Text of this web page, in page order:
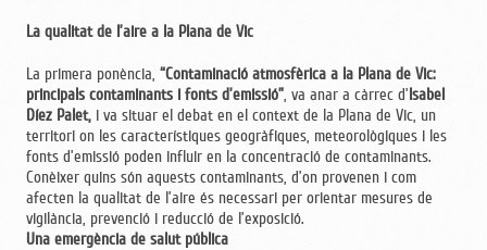
La qualitat de l’aire a la Plana de Vic
La primera ponència, “Contaminació atmosfèrica a la Plana de Vic:
principals contaminants i fonts d’emissió” , va anar a càrrec d’Isabel
Díez Palet, i va situar el debat en el context de la Plana de Vic, un
territori on les característiques geogràfiques, meteorològiques i les
fonts d’emissió poden influir en la concentració de contaminants.
Conèixer quins són aquests contaminants, d’on provenen i com
afecten la qualitat de l’aire és necessari per orientar mesures de
vigilància, prevenció i reducció de l’exposició.
Una emergència de salut pública